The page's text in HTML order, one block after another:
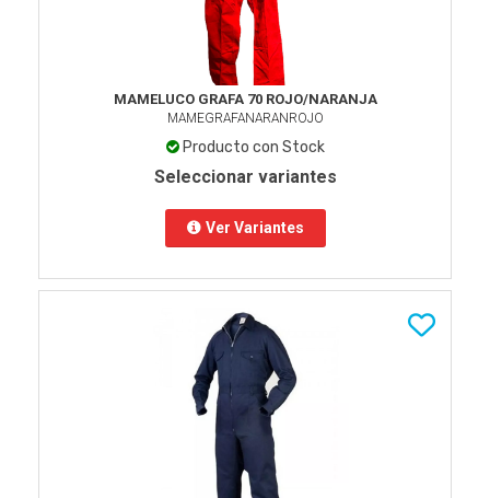
MAMELUCO GRAFA 70 ROJO/NARANJA
MAMEGRAFANARANROJO
Producto con Stock
Seleccionar variantes
Ver Variantes